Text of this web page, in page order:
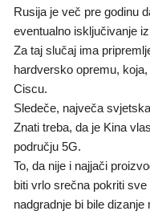
Rusija je več pre godinu
eventualno isključivanje
Za taj slučaj ima
hardversko opremu,
Ciscu.
Sledeče, največa
Znati treba, da je Kina
području 5G.
To, da nije i najjači
biti vrlo srečna pokriti
nadgradnje bi bile